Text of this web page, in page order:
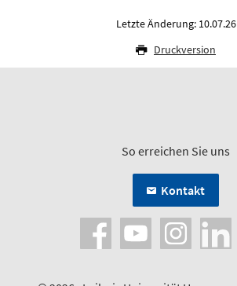
Letzte Änderung: 10.07.26
Druckversion
So erreichen Sie uns
Kontakt